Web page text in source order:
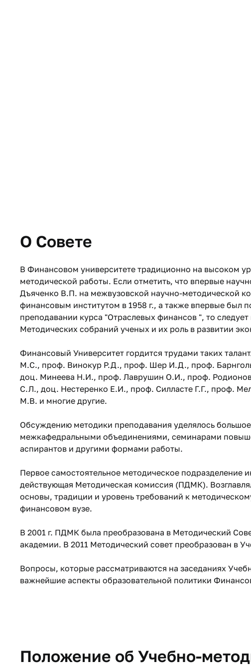
О Совете
В Финансовом университете традиционно на высоком
методической работы. Если отметить, что впервые
Дъяченко В.П. на межвузовской научно-методической
финансовым институтом в 1958 г., а также впервые
преподавании курса "Отраслевых финансов ", то
Методических собраний ученых и их роль в развитии
Финансовый Университет гордится трудами таких
М.С., проф. Винокур Р.Д., проф. Шер И.Д., проф.
доц. Минеева Н.И., проф. Лаврушин О.И., проф.
С.Л., доц. Нестеренко Е.И., проф. Силласте Г.Г., проф.
М.В. и многие другие.
Обсуждению методики преподавания уделялось
межкафедральными объединениями, семинарами
аспирантов и другими формами работы.
Первое самостоятельное методическое подразделение
действующая Методическая комиссия (ПДМК).
основы, традиции и уровень требований к
финансовом вузе.
В 2001 г. ПДМК была преобразована в Методический
академии. В 2011 Методический совет преобразован в
Вопросы, которые рассматриваются на заседаниях
важнейшие аспекты образовательной политики
Положение об Учебно-